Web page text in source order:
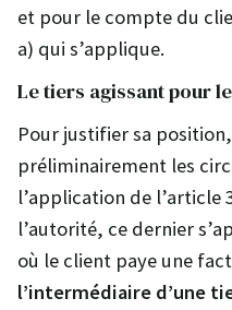
et pour le compte du
a) qui s’applique.
Le tiers agissant pour
Pour justifier sa
préliminairement les
l’application de l’article
l’autorité, ce dernier
où le client paye une
l’intermédiaire d’une